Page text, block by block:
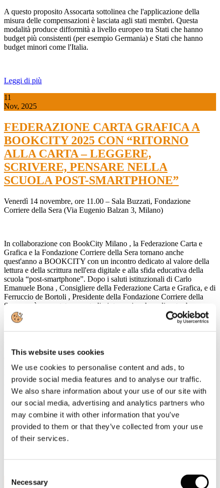
This website uses cookies
We use cookies to personalise content and ads, to
provide social media features and to analyse our traffic.
We also share information about your use of our site with
our social media, advertising and analytics partners who
may combine it with other information that you’ve
provided to them or that they’ve collected from your use
of their services.
Selection
Necessary
A questo proposito Assocarta sottolinea che l'applicazione della
misura delle compensazioni è lasciata agli stati membri. Questa
modalità produce difformità a livello europeo tra Stati che hanno
budget più consistenti (per esempio Germania) e Stati che hanno
budget minori come l'Italia.
Leggi di più
11
Nov, 2025
FEDERAZIONE CARTA GRAFICA A
BOOKCITY 2025 CON “RITORNO
ALLA CARTA – LEGGERE,
SCRIVERE, PENSARE NELLA
SCUOLA POST-SMARTPHONE”
Venerdì 14 novembre, ore 11.00 – Sala Buzzati, Fondazione
Corriere della Sera (Via Eugenio Balzan 3, Milano)
In collaborazione con BookCity Milano , la Federazione Carta e
Grafica e la Fondazione Corriere della Sera tornano anche
quest'anno a BOOKCITY con un incontro dedicato al valore della
lettura e della scrittura nell'era digitale e alla sfida educativa della
scuola “post-smartphone”. Dopo i saluti istituzionali di Carlo
Emanuele Bona , Consigliere della Federazione Carta e Grafica, e di
Ferruccio de Bortoli , Presidente della Fondazione Corriere della
Sera, verrà presentato uno
studio internazionale
realizzato da
University of Pennsylvania
Jawaharlal Nehru Universitye
University of Copenhagen
Studiare con o senza cellulare?
Luigi Einaudi) e Marco Crepaldi
dell'impatto degli smartphone sul processo di apprendimento. Nella
seconda parte dell'incontro,Francesco Amendola(Luiss Guido
Massimo Nunzio Barrella (Liceo Parini),
Cristina Dell'Acqua
(insegnante e scrittrice) e Andrea Di Mario (Liceo Carducci)
dialogheranno su come ripensare la scuola oltre il digitale, con la
partecipazione degli studenti dei licei Parini e Carducci. Modera
Massimo Sideri
, editorialista del Corriere della Sera
.
Ingresso libero fino a esaurimento posti.
Prenotazione sul sito